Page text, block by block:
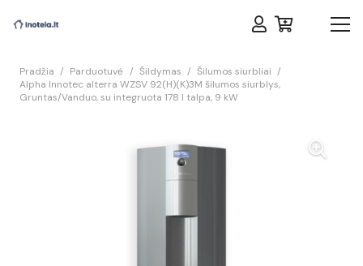
Pradžia / Parduotuvė / Šildymas / Šilumos siurbliai /
Alpha Innotec alterra WZSV 92(H)(K)3M šilumos siurblys,
Gruntas/Vanduo, su integruota 178 l talpa, 9 kW